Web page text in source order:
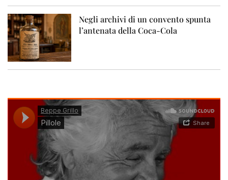
Negli archivi di un convento spunta
l’antenata della Coca-Cola